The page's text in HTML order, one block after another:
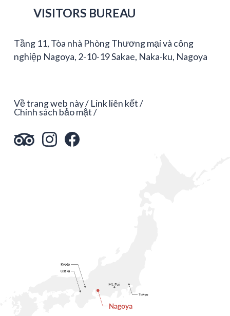
VISITORS BUREAU
Tầng 11, Tòa nhà Phòng Thương mại và công
nghiệp Nagoya, 2-10-19 Sakae, Naka-ku, Nagoya
Về trang web này Link liên kết
Chính sách bảo mật